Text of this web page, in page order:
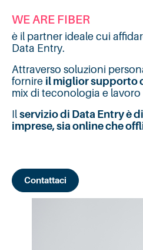
WE ARE FIBER
è il partner ideale cui
Data Entry.
Attraverso soluzioni
fornire il miglior supporto
mix di teconologia e lavoro
Il servizio di Data Entry è
imprese, sia online che
Contattaci